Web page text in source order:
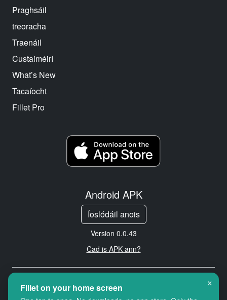
Praghsáil
treoracha
Traenáil
Custaiméirí
What’s New
Tacaíocht
Fillet Pro
Android APK
Íoslódáil anois
Version 0.0.43
Cad is APK ann?
Copyright © 2026 Cityredbird
Location Services Ltd. All rights
×
Fillet on your home screen